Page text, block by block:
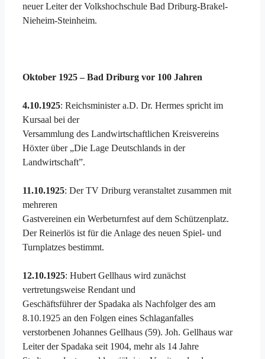
neuer Leiter der Volkshochschule Bad Driburg-Brakel-
Nieheim-Steinheim.
Oktober 1925 – Bad Driburg vor 100 Jahren
4.10.1925: Reichsminister a.D. Dr. Hermes spricht im
Kursaal bei der
Versammlung des Landwirtschaftlichen Kreisvereins
Höxter über „Die Lage Deutschlands in der
Landwirtschaft”.
11.10.1925: Der TV Driburg veranstaltet zusammen mit
mehreren
Gastvereinen ein Werbeturnfest auf dem Schützenplatz.
Der Reinerlös ist für die Anlage des neuen Spiel- und
Turnplatzes bestimmt.
12.10.1925: Hubert Gellhaus wird zunächst
vertretungsweise Rendant und
Geschäftsführer der Spadaka als Nachfolger des am
8.10.1925 an den Folgen eines Schlaganfalles
verstorbenen Johannes Gellhaus (59). Joh. Gellhaus war
Leiter der Spadaka seit 1904, mehr als 14 Jahre